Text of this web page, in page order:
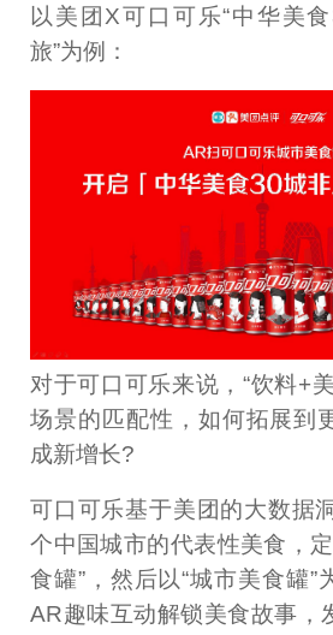
以美团X可口可乐“中华美
旅”为例：
对于可口可乐来说，“饮料+
场景的匹配性，如何拓展到
成新增长?
可口可乐基于美团的大数据
个中国城市的代表性美食，
食罐”，然后以“城市美食罐”
AR趣味互动解锁美食故事，